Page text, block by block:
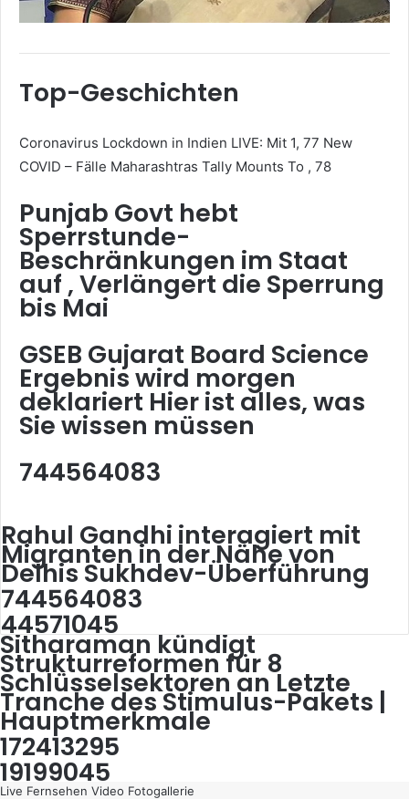
Top-Geschichten
Coronavirus Lockdown in Indien LIVE: Mit 1, 77 New
COVID – Fälle Maharashtras Tally Mounts To , 78
Punjab Govt hebt
Sperrstunde-
Beschränkungen im Staat
auf , Verlängert die Sperrung
bis Mai
GSEB Gujarat Board Science
Ergebnis wird morgen
deklariert Hier ist alles, was
Sie wissen müssen
744564083
Rahul Gandhi interagiert mit
Migranten in der Nähe von
Delhis Sukhdev-Überführung
744564083
44571045
Sitharaman kündigt
Strukturreformen für 8
Schlüsselsektoren an Letzte
Tranche des Stimulus-Pakets |
Hauptmerkmale
172413295
19199045
Live Fernsehen Video Fotogallerie